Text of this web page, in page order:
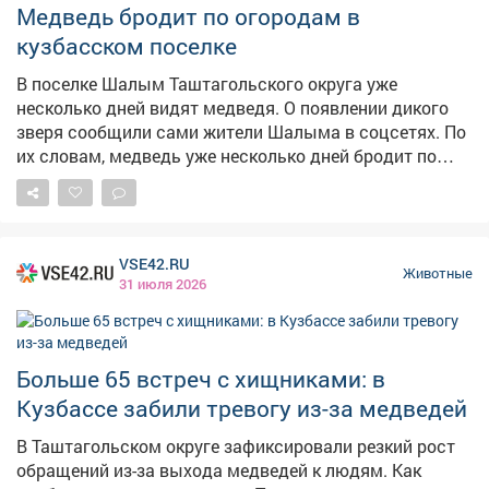
Медведь бродит по огородам в
кузбасском поселке
В поселке Шалым Таштагольского округа уже
несколько дней видят медведя. О появлении дикого
зверя сообщили сами жители Шалыма в соцсетях. По
их словам, медведь уже несколько дней бродит по
поселку и залезает на территорию частных
домовладений. – Сейчас сказали, что по
закрывались и не выходили на улицу. Соседка
потом пошел, – рассказал один из местных жителей.
Также были опубликованы и кадры с места.
Напомним, ранее редакция VSE42.Ru писала о том, что
вТаштагольском округе зафиксировали резкий рост
обращений из-за выхода медведей к людям.
VSE42.RU
31 июля 2026
Животные
Больше 65 встреч с хищниками: в
Кузбассе забили тревогу из-за медведей
В Таштагольском округе зафиксировали резкий рост
обращений из-за выхода медведей к людям. Как